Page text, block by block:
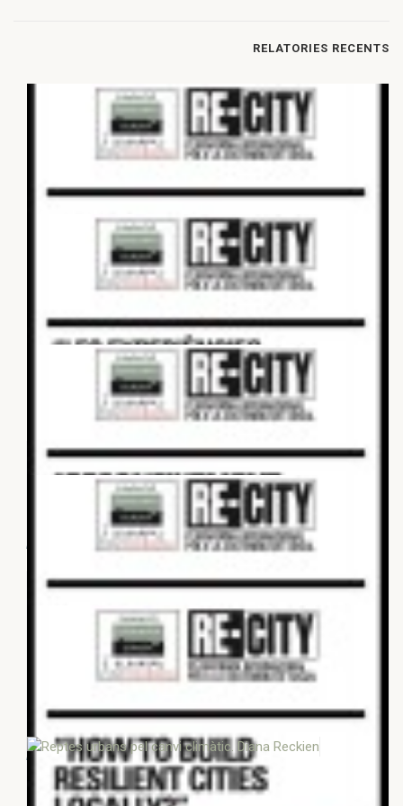
RELATORIES RECENTS
1 DE DESEMBRE 2020
La ciutat i l'experiència de la
diversitat - Daniel Innerarity
1 DE DESEMBRE 2020
Les experiències interculturals de la
RECI i ICI: Resultats i impactes -...
25 DE SETEMBRE 2020
Reconeixement de la diversitat,
interacció i pertinença. Nira Yuval-
Davis
29 D’ABRIL 2020
Reptes urbans pel canvi climàtic.
Diana Reckien